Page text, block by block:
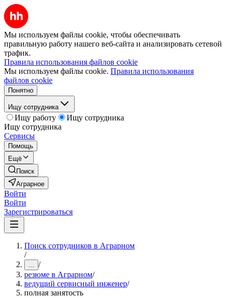
Мы используем файлы cookie, чтобы обеспечивать
правильную работу нашего веб-сайта и анализировать сетевой
трафик.
Правила использования файлов cookie
Мы используем файлы cookie. Правила использования
файлов cookie
Понятно
Ищу сотрудника
Ищу работу
Ищу сотрудника
Ищу сотрудника
Сервисы
Помощь
Ещё
Поиск
Аграрное
Войти
Войти
Зарегистрироваться
Поиск сотрудников в Аграрном
/
... /
резюме в Аграрном/
ведущий сервисный инженер/
полная занятость